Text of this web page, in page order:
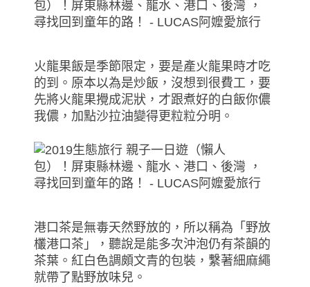
火龍果飯是季節限定，要是產火龍果時才吃
的到。原本以為是炒飯，沒想到很費工，要
先將火龍果攪成泥狀，才跟煮好的白飯你儂
我儂，加點沙拉油變得更粒粒分明。
港口茶是無毒天然野放的，所以稱為「野放
欉港口茶」，聽說是能多次沖泡仍有茶韻的
茶葉。紅白色調頗文青的包裝，繫著細麻繩
就帶了點野放味兒。